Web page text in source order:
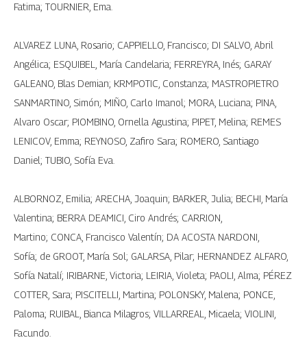
Fatima; TOURNIER, Ema.
ALVAREZ LUNA, Rosario; CAPPIELLO, Francisco; DI SALVO, Abril
Angélica; ESQUIBEL, María Candelaria; FERREYRA, Inés; GARAY
GALEANO, Blas Demian; KRMPOTIC, Constanza; MASTROPIETRO
SANMARTINO, Simón; MIÑO, Carlo Imanol; MORA, Luciana; PINA,
Alvaro Oscar; PIOMBINO, Ornella Agustina; PIPET, Melina; REMES
LENICOV, Emma; REYNOSO, Zafiro Sara; ROMERO, Santiago
Daniel; TUBIO, Sofía Eva.
ALBORNOZ, Emilia; ARECHA, Joaquin; BARKER, Julia; BECHI, María
Valentina; BERRA DEAMICI, Ciro Andrés; CARRION,
Martino; CONCA, Francisco Valentín; DA ACOSTA NARDONI,
Sofía; de GROOT, María Sol; GALARSA, Pilar; HERNANDEZ ALFARO,
Sofía Natalí; IRIBARNE, Victoria; LEIRIA, Violeta; PAOLI, Alma; PÉREZ
COTTER, Sara; PISCITELLI, Martina; POLONSKY, Malena; PONCE,
Paloma; RUIBAL, Bianca Milagros; VILLARREAL, Micaela; VIOLINI,
Facundo.